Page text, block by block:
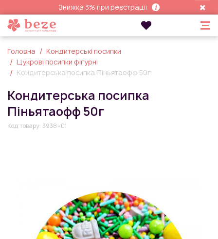
Знижка 3% при реєстрації
Головна
Кондитерські посипки
Цукрові посипки фігурні
Кондитерська посипка Піньятаофф 50г
Кондитерська посипка
Піньятаофф 50г
Код товару: 3938~01